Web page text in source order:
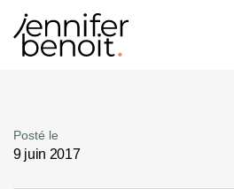
Posté le
9 juin 2017